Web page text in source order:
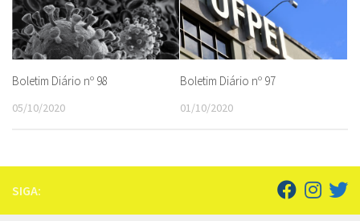
Boletim Diário nº 98
05/10/2020
Boletim Diário nº 97
01/10/2020
SIGA: